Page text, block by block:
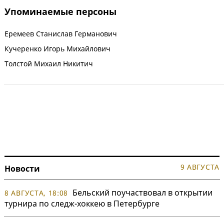
Упоминаемые персоны
Еремеев Станислав Германович
Кучеренко Игорь Михайлович
Толстой Михаил Никитич
Новости 9 АВГУСТА
8 АВГУСТА, 18:08
Бельский поучаствовал в открытии
турнира по следж-хоккею в Петербурге